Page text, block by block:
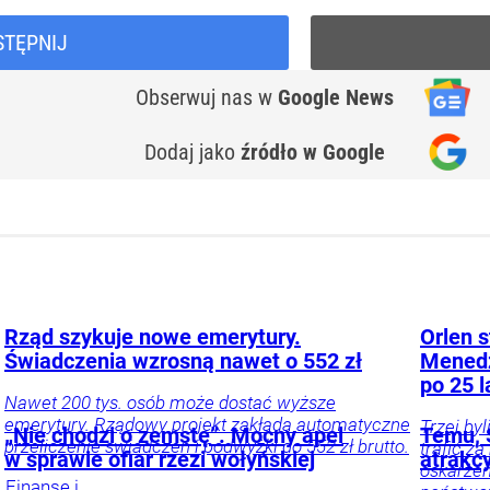
Obserwuj nas w Google News
Dodaj jako źródło w Google
Rząd szykuje nowe emerytury.
Świadczenia wzrosną nawet o 552 zł
Nawet 200 tys. osób może dostać wyższe
emerytury. Rządowy projekt zakłada automatyczne
przeliczenie świadczeń i podwyżki do 552 zł brutto.
Orlen
po 25
Trzej
trafić za
„Nie chodzi o zemstę”. Mocny apel
w sprawie ofiar rzezi wołyńskiej
Temu,